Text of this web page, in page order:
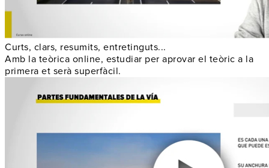
Curts, clars, resumits, entretinguts...
Amb la teòrica online, estudiar per aprovar el teòric a la
primera et serà superfàcil.